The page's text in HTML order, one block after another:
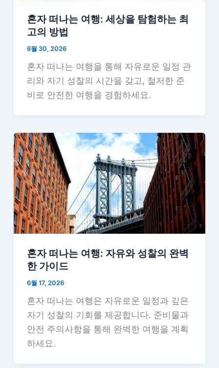
혼자 떠나는 여행: 세상을 탐험하는 최
고의 방법
6월 30, 2026
혼자 떠나는 여행을 통해 자유로운 일정 관
리와 자기 성찰의 시간을 갖고, 철저한 준
비로 안전한 여행을 경험하세요.
혼자 떠나는 여행: 자유와 성찰의 완벽
한 가이드
6월 17, 2026
혼자 떠나는 여행은 자유로운 일정과 깊은
자기 성찰의 기회를 제공합니다. 준비물과
안전 주의사항을 통해 완벽한 여행을 계획
하세요.